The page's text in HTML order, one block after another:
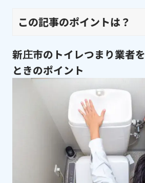
この記事のポイントは？
新庄市のトイレつまり業者
ときのポイント